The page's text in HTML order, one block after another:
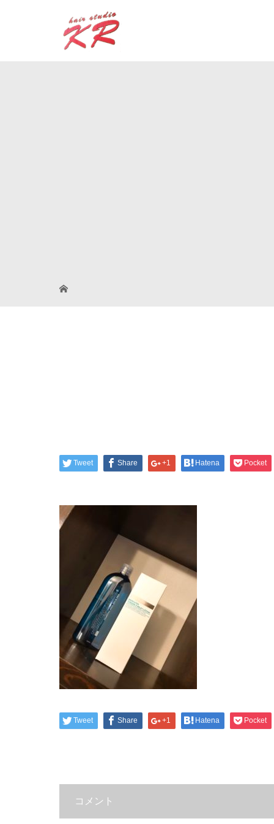
Tweet Share +1 Hatena Pocket
Tweet Share +1 Hatena Pocket
コメント